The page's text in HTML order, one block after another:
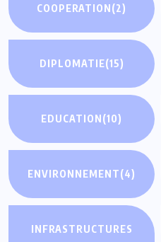
COOPERATION(2)
DIPLOMATIE(15)
EDUCATION(10)
ENVIRONNEMENT(4)
INFRASTRUCTURES